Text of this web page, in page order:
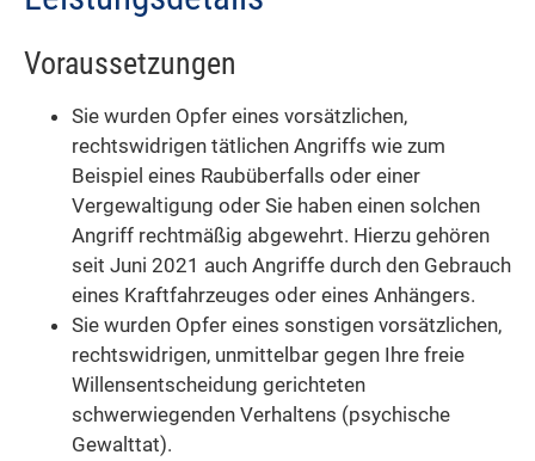
Voraussetzungen
Sie wurden Opfer eines vorsätzlichen,
rechtswidrigen tätlichen Angriffs wie zum
Beispiel eines Raubüberfalls oder einer
Vergewaltigung oder Sie haben einen solchen
Angriff rechtmäßig abgewehrt. Hierzu gehören
seit Juni 2021 auch Angriffe durch den Gebrauch
eines Kraftfahrzeuges oder eines Anhängers.
Sie wurden Opfer eines sonstigen vorsätzlichen,
rechtswidrigen, unmittelbar gegen Ihre freie
Willensentscheidung gerichteten
schwerwiegenden Verhaltens (psychische
Gewalttat).